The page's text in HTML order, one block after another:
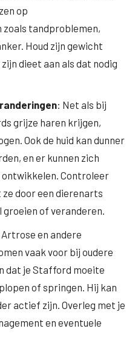
op
tandproblemen,
Houd zijn gewicht
dieet aan als dat nodig
: Net als bij
grijze haren krijgen,
Ook de huid kan dunner
en er kunnen zich
Controleer
door een dierenarts
groeien of veranderen.
Artrose en andere
vaak voor bij oudere
dat je Stafford moeite
of springen. Hij kan
actief zijn. Overleg met je
en eventuele